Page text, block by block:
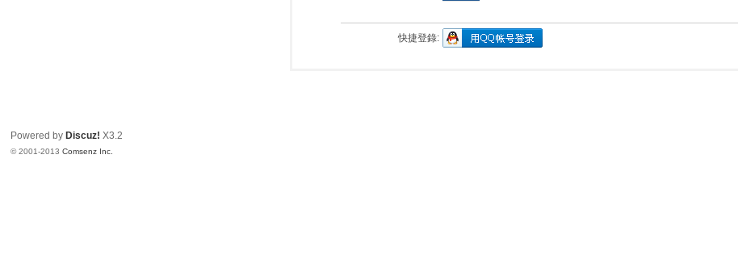
快捷登錄:
Powered by Discuz! X3.2
© 2001-2013Comsenz Inc.